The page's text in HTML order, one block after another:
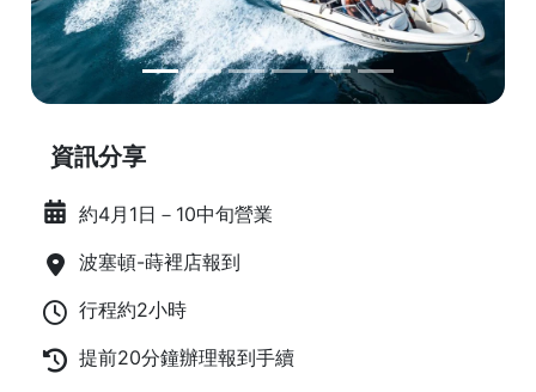
資訊分享
約4月1日－10中旬營業
波塞頓-蒔裡店報到
行程約2小時
提前20分鐘辦理報到手續